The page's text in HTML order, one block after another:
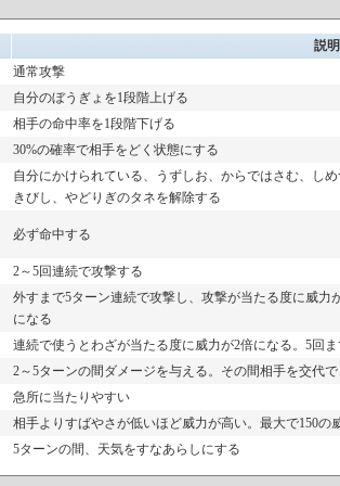
説明
通常攻撃
自分のぼうぎょを1段階上げる
相手の命中率を1段階下げる
30%の確率で相手をどく状態にする
自分にかけられている、うずしお、からではさむ、し
きびし、やどりぎのタネを解除する
必ず命中する
2～5回連続で攻撃する
外すまで5ターン連続で攻撃し、攻撃が当たる度に威
になる
連続で使うとわざが当たる度に威力が2倍になる。5回
2～5ターンの間ダメージを与える。その間相手を交代
急所に当たりやすい
相手よりすばやさが低いほど威力が高い。最大で150の
5ターンの間、天気をすなあらしにする